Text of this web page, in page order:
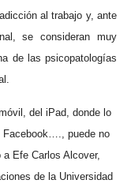
al trabajo y, ante
se consideran muy
de las psicopatologías
del iPad, donde lo
Facebook…., puede no
Efe Carlos Alcover,
de la Universidad